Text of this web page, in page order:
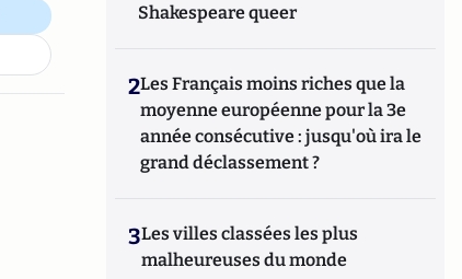
Shakespeare queer
2Les Français moins riches que la
moyenne européenne pour la 3e
année consécutive : jusqu'où ira le
grand déclassement ?
3Les villes classées les plus
malheureuses du monde